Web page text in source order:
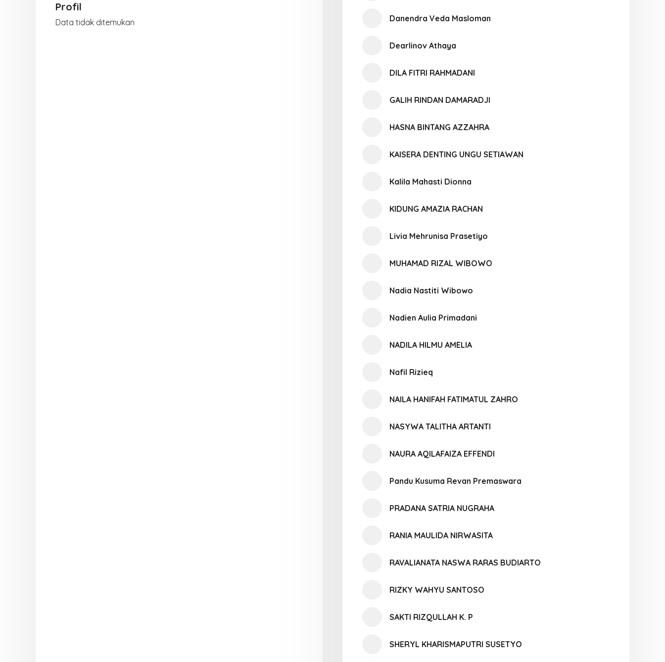
Profil
Data tidak ditemukan Danendra Veda Masloman
Dearlinov Athaya
DILA FITRI RAHMADANI
GALIH RINDAN DAMARADJI
HASNA BINTANG AZZAHRA
KAISERA DENTING UNGU SETIAWAN
Kalila Mahasti Dionna
KIDUNG AMAZIA RACHAN
Livia Mehrunisa Prasetiyo
MUHAMAD RIZAL WIBOWO
Nadia Nastiti Wibowo
Nadien Aulia Primadani
NADILA HILMU AMELIA
Nafil Rizieq
NAILA HANIFAH FATIMATUL ZAHRO
NASYWA TALITHA ARTANTI
NAURA AQILAFAIZA EFFENDI
Pandu Kusuma Revan Premaswara
PRADANA SATRIA NUGRAHA
RANIA MAULIDA NIRWASITA
RAVALIANATA NASWA RARAS BUDIARTO
RIZKY WAHYU SANTOSO
SAKTI RIZQULLAH K. P
SHERYL KHARISMAPUTRI SUSETYO